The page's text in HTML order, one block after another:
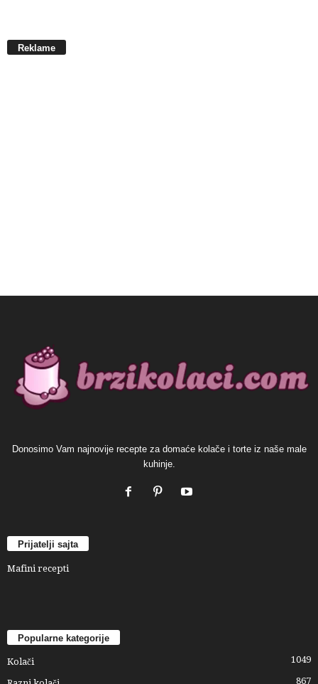
Reklame
Donosimo Vam najnovije recepte za domaće kolače i torte iz naše male
kuhinje.
Prijatelji sajta
Mafini recepti
Popularne kategorije
Kolači 1049
867